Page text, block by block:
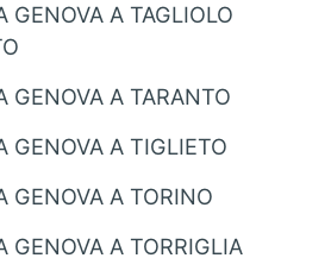
GENOVA A TAGLIOLO
GENOVA A TARANTO
GENOVA A TIGLIETO
GENOVA A TORINO
GENOVA A TORRIGLIA